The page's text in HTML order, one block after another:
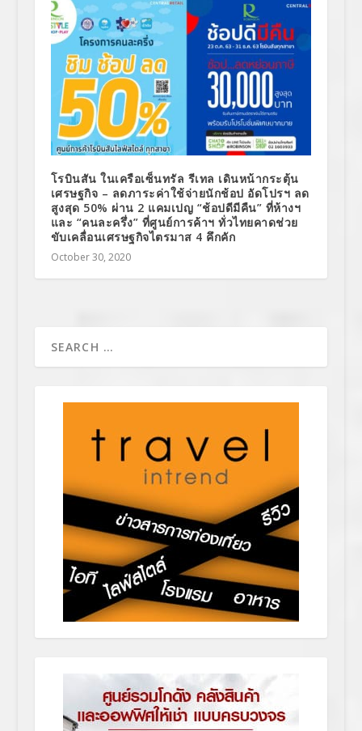
โรบินสัน ในเครือเซ็นทรัล รีเทล เดินหน้ากระตุ้น
เศรษฐกิจ – ลดภาระค่าใช้จ่ายนักช้อป อัดโปรฯ ลด
สูงสุด 50% ผ่าน 2 แคมเปญ “ช้อปดีมีคืน” ที่ห้างฯ
และ “คนละครึ่ง” ที่ศูนย์การค้าฯ ทั่วไทยคาดช่วย
ขับเคลื่อนเศรษฐกิจไตรมาส 4 คึกคัก
October 30, 2020